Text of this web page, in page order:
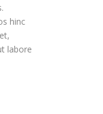
hinc
labore